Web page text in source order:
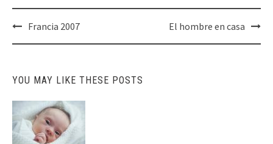
Post
navigation
Francia 2007 El hombre en casa
YOU MAY LIKE THESE POSTS